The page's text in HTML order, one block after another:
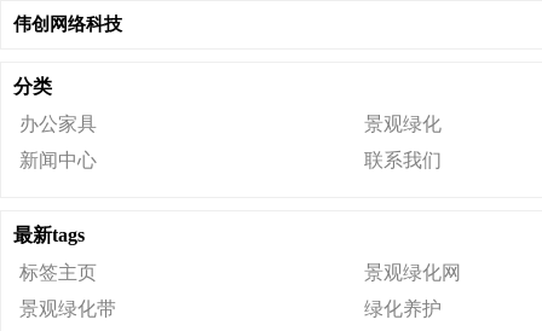
伟创网络科技
分类
办公家具
景观绿化
新闻中心
联系我们
最新tags
标签主页
景观绿化网
景观绿化带
绿化养护